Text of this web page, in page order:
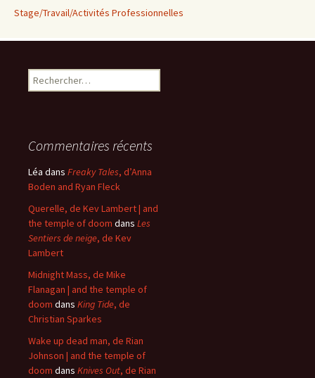
Stage/Travail/Activités Professionnelles
Rechercher :
Commentaires récents
Léa dans Freaky Tales, d’Anna
Boden and Ryan Fleck
Querelle, de Kev Lambert | and
the temple of doom dans Les
Sentiers de neige, de Kev
Lambert
Midnight Mass, de Mike
Flanagan | and the temple of
doom dans King Tide, de
Christian Sparkes
Wake up dead man, de Rian
Johnson | and the temple of
doom dans Knives Out, de Rian